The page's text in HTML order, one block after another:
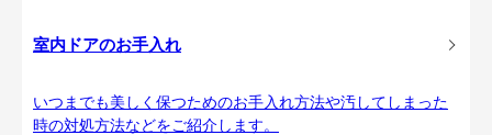
室内ドアのお手入れ
いつまでも美しく保つためのお手入れ方法や汚してしまった
時の対処方法などをご紹介します。